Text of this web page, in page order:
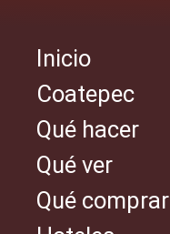
Navegación
principal
Inicio
Coatepec
Qué hacer
Qué ver
Qué comprar